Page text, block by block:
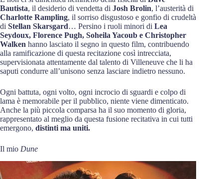
Bautista, il desiderio di vendetta di Josh Brolin, l’austerità di
Charlotte Rampling, il sorriso disgustoso e gonfio di crudeltà
di Stellan Skarsgard… Persino i ruoli minori di Lea
Seydoux, Florence Pugh, Soheila Yacoub e Christopher
Walken hanno lasciato il segno in questo film, contribuendo
alla ramificazione di questa recitazione così intrecciata,
supervisionata attentamente dal talento di Villeneuve che li ha
saputi condurre all’unisono senza lasciare indietro nessuno.
Ogni battuta, ogni volto, ogni incrocio di sguardi e colpo di
lama è memorabile per il pubblico, niente viene dimenticato.
Anche la più piccola comparsa ha il suo momento di gloria,
rappresentato al meglio da questa fusione recitativa in cui tutti
emergono, distinti ma uniti.
Il mio Dune